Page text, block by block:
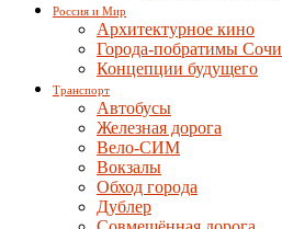
Россия и Мир
Архитектурное кино
Города-побратимы Сочи
Концепции будущего
Транспорт
Автобусы
Железная дорога
Вело-СИМ
Вокзалы
Обход города
Дублер